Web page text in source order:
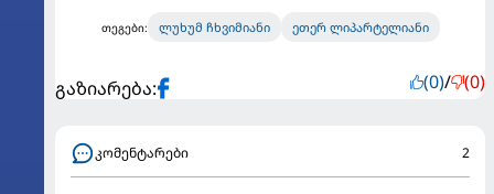
თეგები: ლუხუმ ჩხვიმიანი ეთერ ლიპარტელიანი
გაზიარება: (0)/ (0)
კომენტარები 2